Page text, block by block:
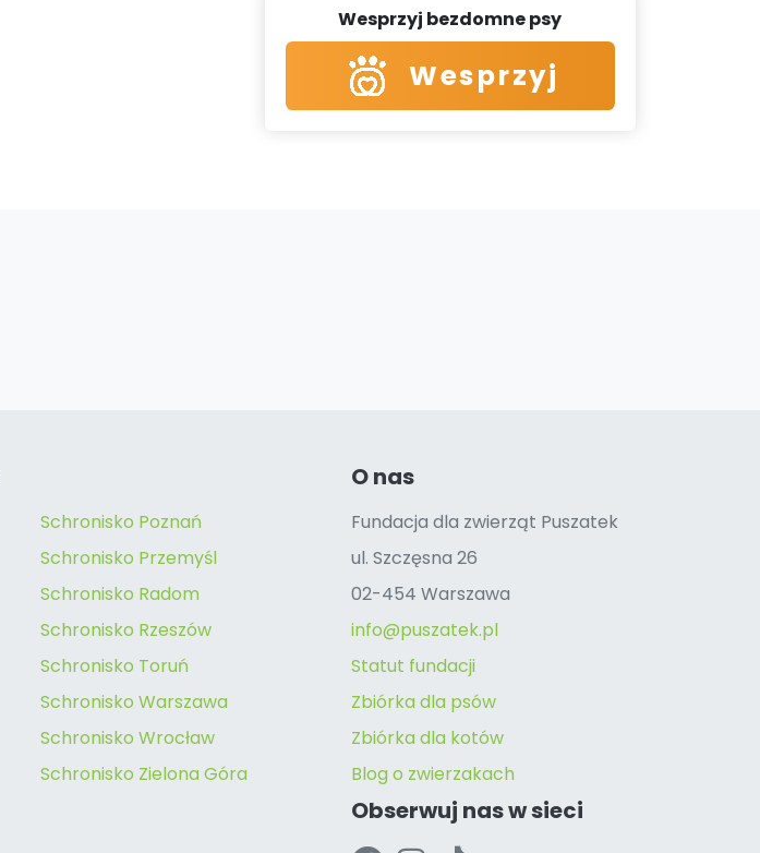
Wesprzyj bezdomne psy
Wesprzyj
Schronisko Poznań
Schronisko Przemyśl
Schronisko Radom
Schronisko Rzeszów
Schronisko Toruń
Schronisko Warszawa
Schronisko Wrocław
Schronisko Zielona Góra
O nas
Fundacja dla zwierząt Puszatek
ul. Szczęsna 26
02-454 Warszawa
info@puszatek.pl
Statut fundacji
Zbiórka dla psów
Zbiórka dla kotów
Blog o zwierzakach
Obserwuj nas w sieci